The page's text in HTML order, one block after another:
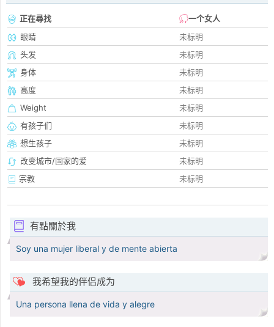
正在尋找
一个女人
眼睛
未标明
头发
未标明
身体
未标明
高度
未标明
Weight
未标明
有孩子们
未标明
想生孩子
未标明
改变城市/国家的爱
未标明
宗教
未标明
有點關於我
Soy una mujer liberal y de mente abierta
我希望我的伴侣成为
Una persona llena de vida y alegre